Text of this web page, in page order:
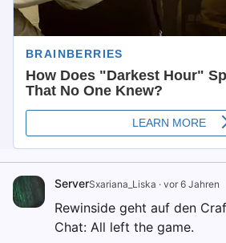
ServerSxariana_Liska · vor 6 Jahren
Rewinside geht auf den
Chat: All left the game.